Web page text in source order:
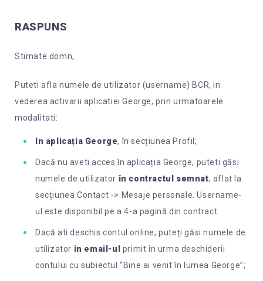
RASPUNS
Stimate domn,
Puteti afla numele de utilizator (username) BCR, in
vederea activarii aplicatiei George, prin urmatoarele
modalitati:
In aplicația George, în secțiunea Profil;
Dacă nu aveti acces în aplicația George, puteti găsi
numele de utilizatorîn contractul semnat, aflat la
secțiunea Contact -> Mesaje personale. Username-
ul este disponibil pe a 4-a pagină din contract.
Dacă ati deschis contul online, puteți găsi numele de
utilizator in email-ul
primit în urma deschiderii
contului cu subiectul “Bine ai venit în lumea George”;